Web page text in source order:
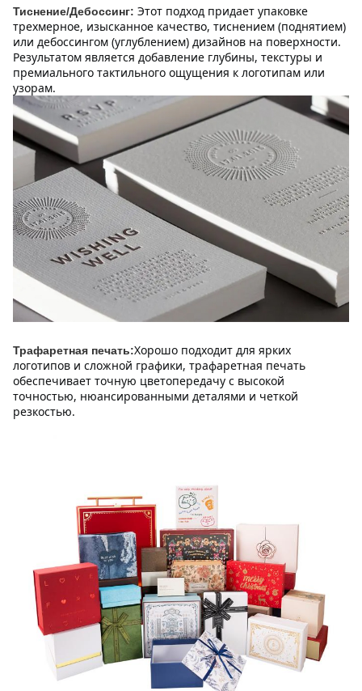
Тиснение/Дебоссинг: Этот подход придает упаковке
трехмерное, изысканное качество, тиснением (поднятием)
или дебоссингом (углублением) дизайнов на поверхности.
Результатом является добавление глубины, текстуры и
премиального тактильного ощущения к логотипам или
узорам.
Трафаретная печать:Хорошо подходит для ярких
логотипов и сложной графики, трафаретная печать
обеспечивает точную цветопередачу с высокой
точностью, нюансированными деталями и четкой
резкостью.